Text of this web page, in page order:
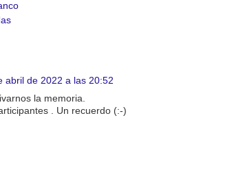
abril de 2022 a las 20:52
la memoria.
. Un recuerdo (:-)